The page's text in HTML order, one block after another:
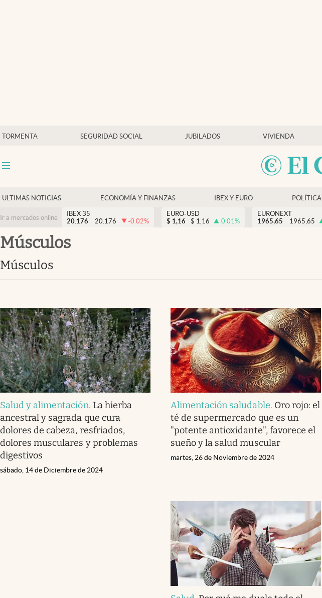
TORMENTA SEGURIDAD SOCIAL JUBILADOS VIVIENDA
ULTIMAS NOTICIAS ECONOMÍA Y FINANZAS IBEX Y EURO POLÍTICA
Ir a mercados online
IBEX 35
20.176
20.176 -0.02%
EURO-USD
$ 1,16 $ 1,16 0.01%
EURONEXT
1965,65
1965,65
músculos
músculos
Salud y alimentación. La hierba
ancestral y sagrada que cura
dolores de cabeza, resfriados,
dolores musculares y problemas
digestivos
sábado, 14 de Diciembre de 2024
Alimentación saludable. Oro rojo: el
té de supermercado que es un
"potente antioxidante", favorece el
sueño y la salud muscular
martes, 26 de Noviembre de 2024